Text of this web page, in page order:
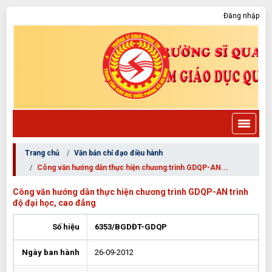
Đăng nhập
Trang chủ
Văn bản chỉ đạo điều hành
Công văn hướng dẫn thực hiện chương trình GDQP-AN...
Công văn hướng dẫn thực hiện chương trình GDQP-AN trình
độ đại học, cao đẳng
Số hiệu 6353/BGDĐT-GDQP
Ngày ban hành 26-09-2012